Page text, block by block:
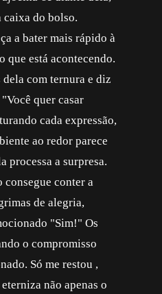
caixa do bolso.
a bater mais rápido à
que está acontecendo.
com ternura e diz
quer casar
cada expressão,
ao redor parece
processa a surpresa.
consegue conter a
de alegria,
"Sim!" Os
o compromisso
Só me restou ,
não apenas o